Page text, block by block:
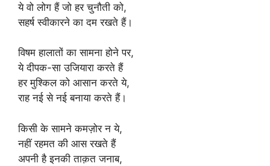
ये वो लोग हैं जो हर चुनौती को,
सहर्ष स्वीकारने का दम रखते हैं।
विषम हालातों का सामना होने पर,
ये दीपक-सा उजियारा करते हैं
हर मुश्किल को आसान करते ये,
राह नई से नई बनाया करते हैं।
किसी के सामने कमज़ोर न ये,
नहीं रहमत की आस रखते हैं
अपनी है इनकी ताक़त जनाब,